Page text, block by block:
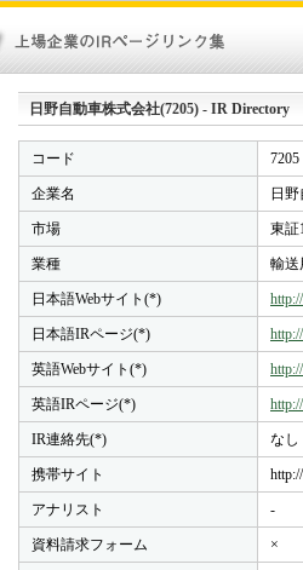
日野自動車株式会社(7205) - IR Directory
コード 7205
企業名 日
市場 東証
業種 輸送
日本語Webサイト(*)
日本語IRページ(*)
英語Webサイト(*)
英語IRページ(*)
IR連絡先(*) なし
携帯サイト
アナリスト -
資料請求フォーム ×